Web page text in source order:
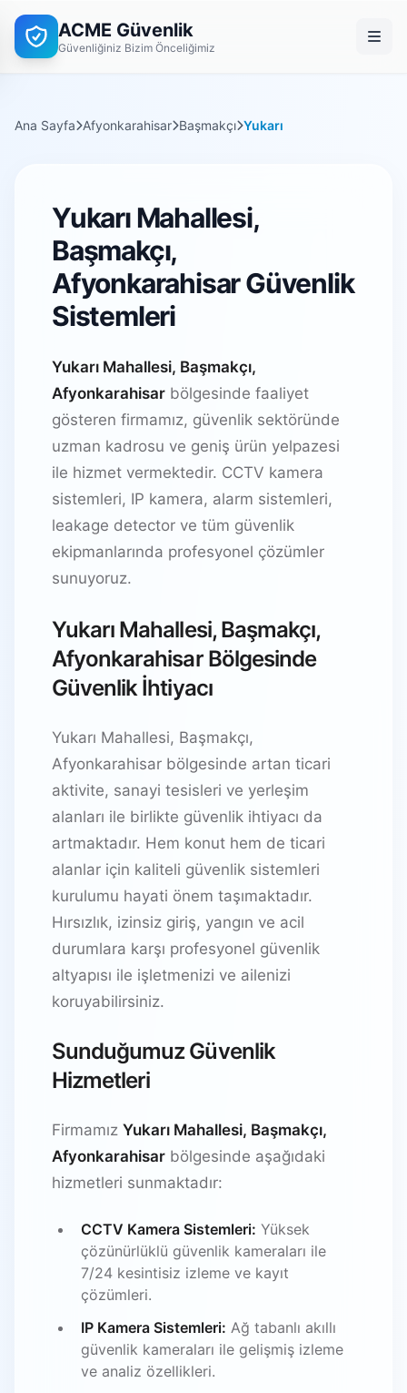
ACME Güvenlik
Güvenliğiniz Bizim Önceliğimiz
Ana Sayfa Afyonkarahisar Başmakçı Yukarı
Yukarı Mahallesi,
Başmakçı,
Afyonkarahisar Güvenlik
Sistemleri
Yukarı Mahallesi, Başmakçı,
Afyonkarahisar bölgesinde faaliyet
gösteren firmamız, güvenlik sektöründe
uzman kadrosu ve geniş ürün yelpazesi
ile hizmet vermektedir. CCTV kamera
sistemleri, IP kamera, alarm sistemleri,
leakage detector ve tüm güvenlik
ekipmanlarında profesyonel çözümler
sunuyoruz.
Yukarı Mahallesi, Başmakçı,
Afyonkarahisar Bölgesinde
Güvenlik İhtiyacı
Yukarı Mahallesi, Başmakçı,
Afyonkarahisar bölgesinde artan ticari
aktivite, sanayi tesisleri ve yerleşim
alanları ile birlikte güvenlik ihtiyacı da
artmaktadır. Hem konut hem de ticari
alanlar için kaliteli güvenlik sistemleri
kurulumu hayati önem taşımaktadır.
Hırsızlık, izinsiz giriş, yangın ve acil
durumlara karşı profesyonel güvenlik
altyapısı ile işletmenizi ve ailenizi
koruyabilirsiniz.
Sunduğumuz Güvenlik
Hizmetleri
Firmamız Yukarı Mahallesi, Başmakçı,
Afyonkarahisar bölgesinde aşağıdaki
hizmetleri sunmaktadır:
CCTV Kamera Sistemleri: Yüksek
çözünürlüklü güvenlik kameraları ile
7/24 kesintisiz izleme ve kayıt
çözümleri.
IP Kamera Sistemleri: Ağ tabanlı akıllı
güvenlik kameraları ile gelişmiş izleme
ve analiz özellikleri.